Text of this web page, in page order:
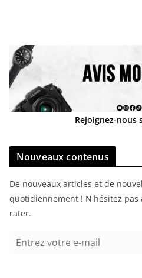
Rejoignez-nous
Nouveaux contenus
De nouveaux articles et de
quotidiennement ! N'hésitez
rater.